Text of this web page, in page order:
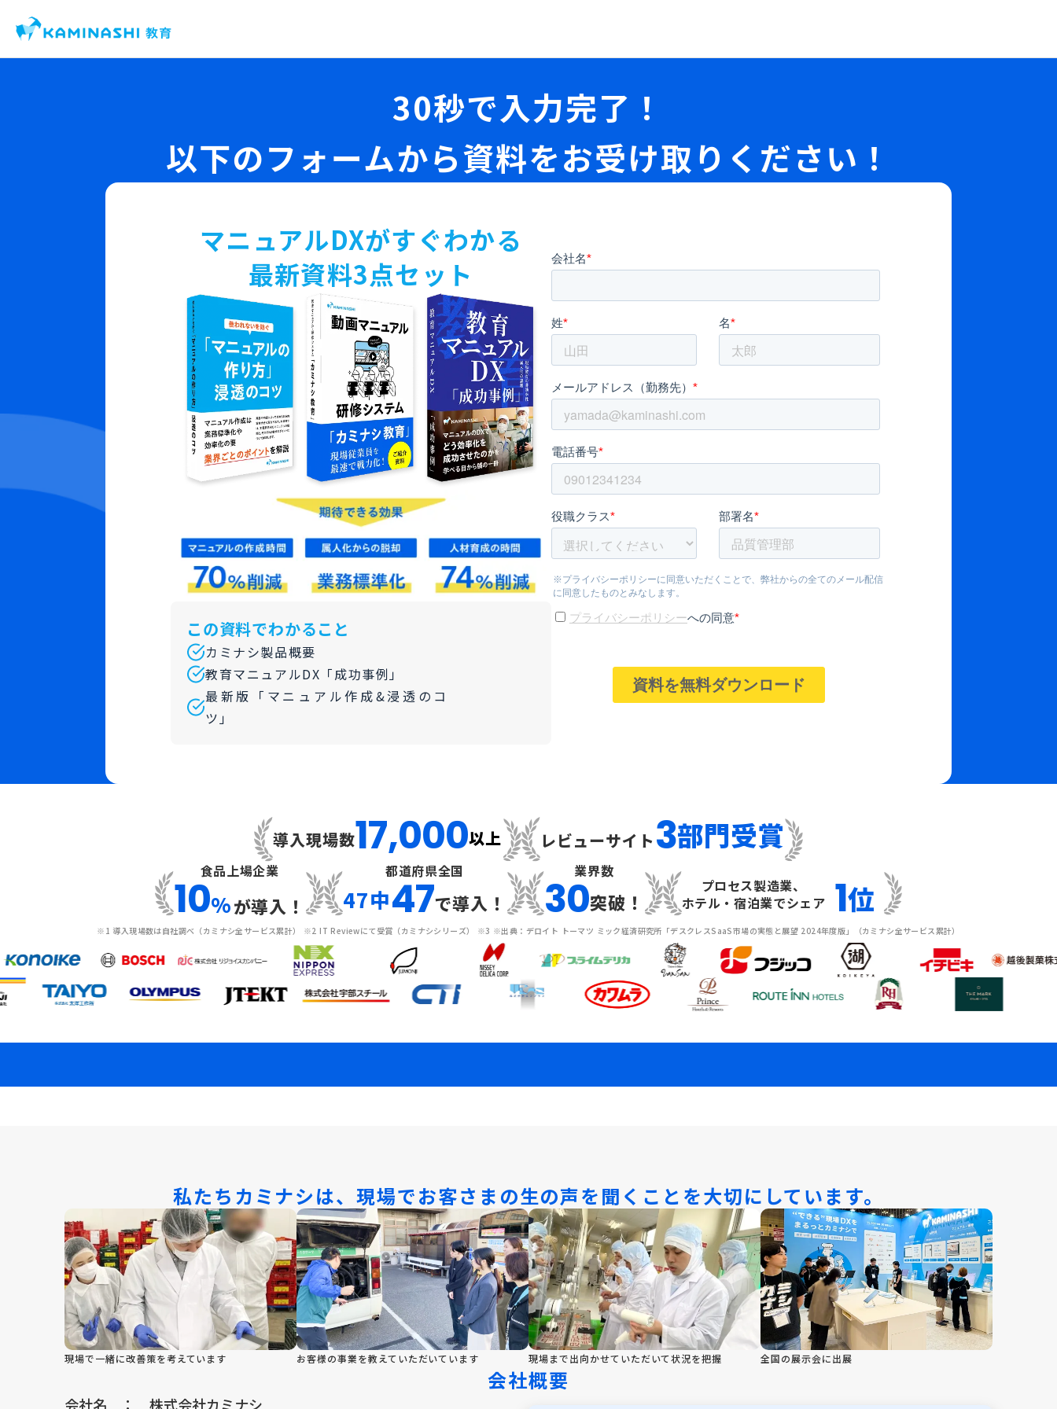
30秒で入力完了！
以下のフォームから資料をお受け取りください！
マニュアルDXがすぐわかる
最新資料3点セット
この資料でわかること
カミナシ製品概要
教育マニュアルDX「成功事例」
最新版「マニュアル作成&浸透のコ
ツ」
導入現場数17,000以上 レビューサイト 3部門受賞
食品上場企業
10%が導入！
都道府県全国
47中47で導入！
業界数
30突破！
プロセス製造業、
ホテル・宿泊業でシェア 1位
※1 導入現場数は自社調べ（カミナシ全サービス累計） ※2 IT Reviewにて受賞（カミナシシリーズ） ※3 ※出典：デロイト トーマツ ミック経済研究所「デスクレスSaaS市場の実態と展望 2024年度版」（カミナシ全サービス累計）
私たちカミナシは、現場でお客さまの生の声を聞くことを大切にしています。
現場で一緒に改善策を考えています お客様の事業を教えていただいています 現場まで出向かせていただいて状況を把握 全国の展示会に出展
会社概要
会社名 ： 株式会社カミナシ